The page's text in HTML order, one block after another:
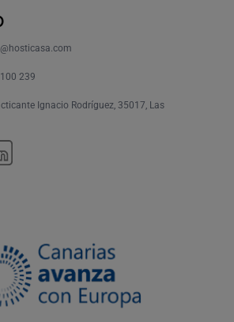
239
Ignacio Rodríguez, 35017, Las